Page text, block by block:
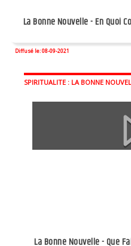
La Bonne Nouvelle - En Quoi
Diffusé le: 08-09-2021
SPIRITUALITE : LA BONNE
La Bonne Nouvelle - Que